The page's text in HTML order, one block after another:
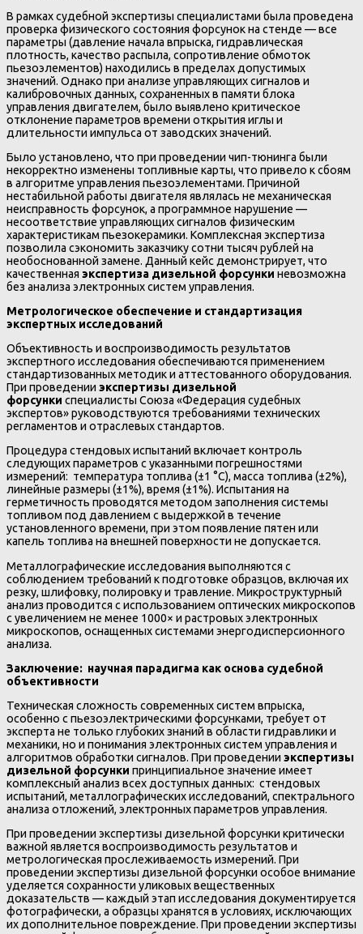
В рамках судебной экспертизы специалистами была проведена
проверка физического состояния форсунок на стенде — все
параметры (давление начала впрыска, гидравлическая
плотность, качество распыла, сопротивление обмоток
пьезоэлементов) находились в пределах допустимых
значений. Однако при анализе управляющих сигналов и
калибровочных данных, сохраненных в памяти блока
управления двигателем, было выявлено критическое
отклонение параметров времени открытия иглы и
длительности импульса от заводских значений.
Было установлено, что при проведении чип-тюнинга были
некорректно изменены топливные карты, что привело к сбоям
в алгоритме управления пьезоэлементами. Причиной
нестабильной работы двигателя являлась не механическая
неисправность форсунок, а программное нарушение —
несоответствие управляющих сигналов физическим
характеристикам пьезокерамики. Комплексная экспертиза
позволила сэкономить заказчику сотни тысяч рублей на
необоснованной замене. Данный кейс демонстрирует, что
качественная экспертиза дизельной форсунки невозможна
без анализа электронных систем управления.
Метрологическое обеспечение и стандартизация
экспертных исследований
Объективность и воспроизводимость результатов
экспертного исследования обеспечиваются применением
стандартизованных методик и аттестованного оборудования.
При проведении экспертизы дизельной
форсунки специалисты Союза «Федерация судебных
экспертов» руководствуются требованиями технических
регламентов и отраслевых стандартов.
Процедура стендовых испытаний включает контроль
следующих параметров с указанными погрешностями
измерений: температура топлива (±1 °С), масса топлива (±2%),
линейные размеры (±1%), время (±1%). Испытания на
герметичность проводятся методом заполнения системы
топливом под давлением с выдержкой в течение
установленного времени, при этом появление пятен или
капель топлива на внешней поверхности не допускается.
Металлографические исследования выполняются с
соблюдением требований к подготовке образцов, включая их
резку, шлифовку, полировку и травление. Микроструктурный
анализ проводится с использованием оптических микроскопов
с увеличением не менее 1000× и растровых электронных
микроскопов, оснащенных системами энергодисперсионного
анализа.
Заключение: научная парадигма как основа судебной
объективности
Техническая сложность современных систем впрыска,
особенно с пьезоэлектрическими форсунками, требует от
эксперта не только глубоких знаний в области гидравлики и
механики, но и понимания электронных систем управления и
алгоритмов обработки сигналов. При проведении экспертизы
дизельной форсунки принципиальное значение имеет
комплексный анализ всех доступных данных: стендовых
испытаний, металлографических исследований, спектрального
анализа отложений, электронных параметров управления.
При проведении экспертизы дизельной форсунки критически
важной является воспроизводимость результатов и
метрологическая прослеживаемость измерений. При
проведении экспертизы дизельной форсунки особое внимание
уделяется сохранности уликовых вещественных
доказательств — каждый этап исследования документируется
фотографически, а образцы хранятся в условиях, исключающих
их дополнительное повреждение. При проведении экспертизы